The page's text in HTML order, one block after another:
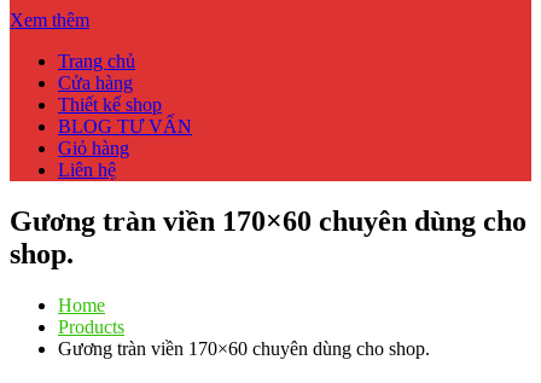
Xem thêm
Trang chủ
Cửa hàng
Thiết kế shop
BLOG TƯ VẤN
Giỏ hàng
Liên hệ
Gương tràn viền 170×60 chuyên dùng cho
shop.
Home
Products
Gương tràn viền 170×60 chuyên dùng cho shop.